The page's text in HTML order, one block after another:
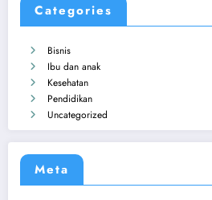
Categories
Bisnis
Ibu dan anak
Kesehatan
Pendidikan
Uncategorized
Meta